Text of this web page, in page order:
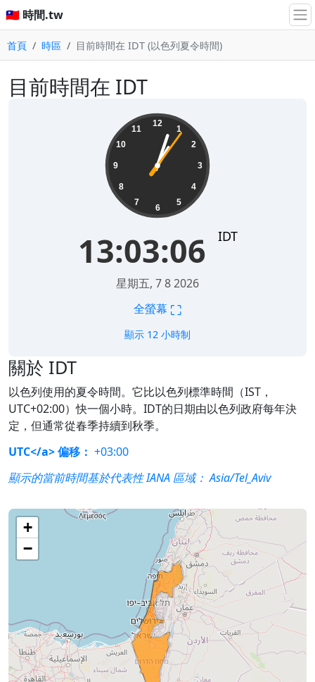
🇹🇼 時間.tw
首頁 時區 目前時間在 IDT (以色列夏令時間)
目前時間在 IDT
12
1
2
3
4
5
6
7
8
9
10
11
13:03:06 IDT
星期五, 7 8 2026
全螢幕 ⛶
顯示 12 小時制
關於 IDT
以色列使用的夏令時間。它比以色列標準時間（IST，
UTC+02:00）快一個小時。IDT的日期由以色列政府每年決
定，但通常從春季持續到秋季。
UTC</a> 偏移： +03:00
顯示的當前時間基於代表性 IANA 區域：Asia/Tel_Aviv
+
−